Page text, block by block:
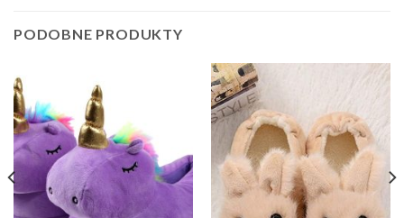
PODOBNE PRODUKTY